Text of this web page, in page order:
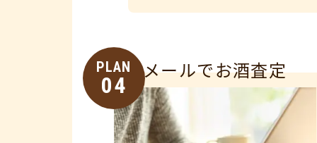
PLAN
04
メールでお酒査定